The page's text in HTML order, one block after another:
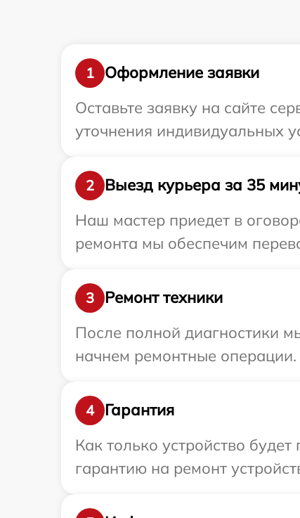
1
Оформление заявки
Оставьте заявку на сайте
уточнения индивидуальных
2
Выезд курьера за 35
Наш мастер приедет в
ремонта мы обеспечим
3
Ремонт техники
После полной диагностики
начнем ремонтные операции.
4
Гарантия
Как только устройство
гарантию на ремонт